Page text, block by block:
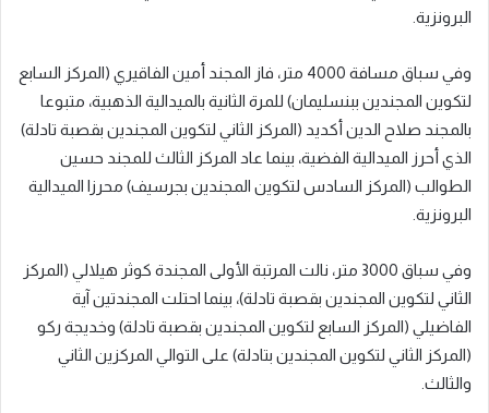
البرونزية.
وفي سباق مسافة 4000 متر، فاز المجند أمين الفاقيري (المركز السابع
لتكوين المجندين ببنسليمان) للمرة الثانية بالميدالية الذهبية، متبوعا
بالمجند صلاح الدين أكديد (المركز الثاني لتكوين المجندين بقصبة تادلة)
الذي أحرز الميدالية الفضية، بينما عاد المركز الثالث للمجند حسين
الطوالب (المركز السادس لتكوين المجندين بجرسيف) محرزا الميدالية
البرونزية.
وفي سباق 3000 متر، نالت المرتبة الأولى المجندة كوثر هيلالي (المركز
الثاني لتكوين المجندين بقصبة تادلة)، بينما احتلت المجندتين آية
الفاضيلي (المركز السابع لتكوين المجندين بقصبة تادلة) وخديجة ركو
(المركز الثاني لتكوين المجندين بتادلة) على التوالي المركزين الثاني
والثالث.